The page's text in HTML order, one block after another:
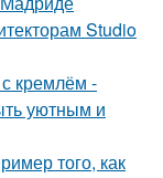
Studio
кремлём -
уютным и
того, как